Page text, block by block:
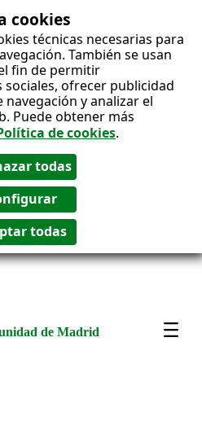
cookies
técnicas necesarias para
También se usan
fin de permitir
ofrecer publicidad
navegación y analizar el
Puede obtener más
de cookies.
de Madrid